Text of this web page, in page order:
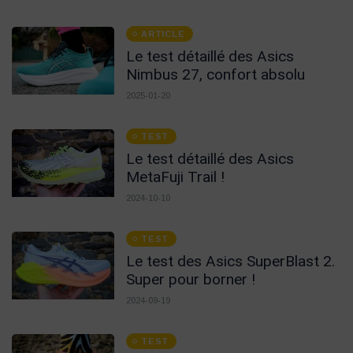
ARTICLE
Le test détaillé des Asics
Nimbus 27, confort absolu
2025-01-20
TEST
Le test détaillé des Asics
MetaFuji Trail !
2024-10-10
TEST
Le test des Asics SuperBlast 2.
Super pour borner !
2024-09-19
TEST